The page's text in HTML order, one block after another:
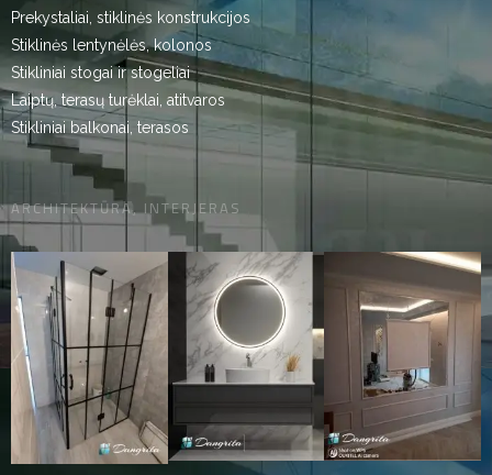
Prekystaliai, stiklinės konstrukcijos
Stiklinės lentynėlės, kolonos
Stikliniai stogai ir stogeliai
Laiptų, terasų turėklai, atitvaros
Stikliniai balkonai, terasos
ARCHITEKTŪRA, INTERJERAS